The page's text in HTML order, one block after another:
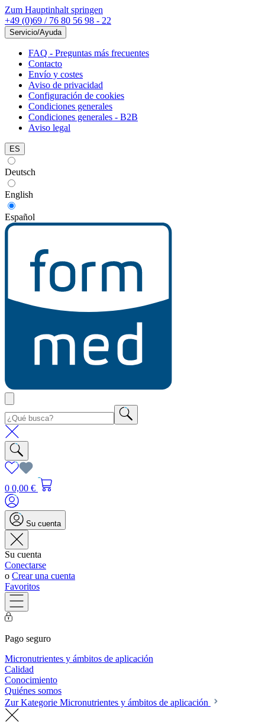
Zum Hauptinhalt springen
+49 (0)69 / 76 80 56 98 - 22
Servicio/Ayuda
FAQ - Preguntas más frecuentes
Contacto
Envío y costes
Aviso de privacidad
Configuración de cookies
Condiciones generales
Condiciones generales - B2B
Aviso legal
ES
Deutsch
English
Español
0 0,00 €
Su cuenta
Su cuenta
Conectarse
o Crear una cuenta
Favoritos
Pago seguro
Micronutrientes y ámbitos de aplicación
Calidad
Conocimiento
Quiénes somos
Zur Kategorie Micronutrientes y ámbitos de aplicación